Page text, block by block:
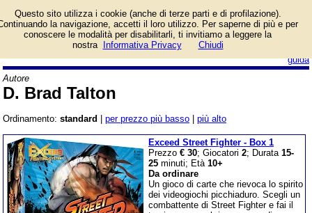
guida
Lista giochi da tavolo
dell'autore D. Brad
Talton.
Autore
D. Brad Talton
Ordinamento: standard per prezzo più basso più alto
Exceed Street Fighter - Box 1
Prezzo € 30; Giocatori 2; Durata 15-
25 minuti; Età 10+
Da ordinare
Un gioco di carte che rievoca lo spirito
dei videogiochi picchiaduro. Scegli un
combattente di Street Fighter e fai il
Questo sito utilizza i cookie (anche di terze parti e di profilazione).
la navigazione, accetti il loro utilizzo. Per saperne di più e per
conoscere le modalità per disabilitarli, ti invitiamo a leggere la
nostra
Informativa Privacy Chiudi